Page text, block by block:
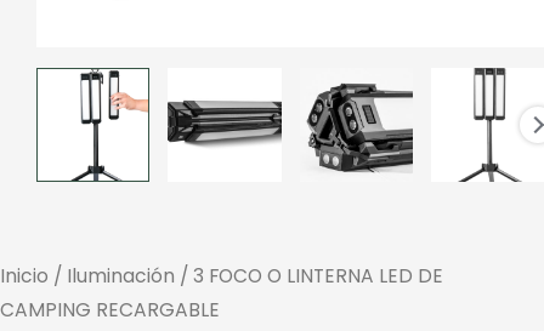
Inicio / Iluminación / 3 FOCO O LINTERNA LED DE
CAMPING RECARGABLE